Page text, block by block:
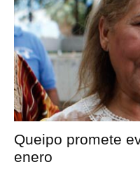
Queipo promete
enero